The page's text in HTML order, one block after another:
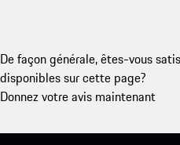
De façon générale, êtes-vous
disponibles sur cette page?
Donnez votre avis maintenant